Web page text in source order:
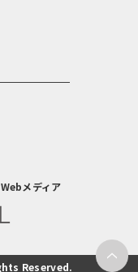
メディア
Reserved.